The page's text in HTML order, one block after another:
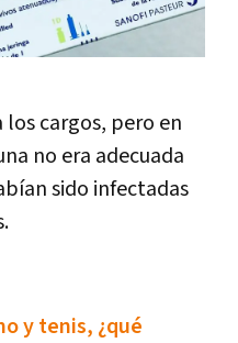
los cargos, pero en
no era adecuada
sido infectadas
y tenis, ¿qué